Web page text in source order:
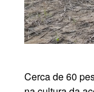
Cerca de 60